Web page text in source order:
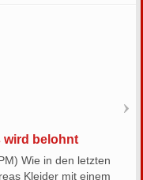
wird belohnt
Wie in den letzten
Kleider mit einem